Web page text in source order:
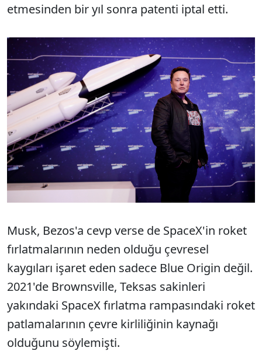
etmesinden bir yıl sonra patenti iptal etti.
Musk, Bezos'a cevp verse de SpaceX'in roket
fırlatmalarının neden olduğu çevresel
kaygıları işaret eden sadece Blue Origin değil.
2021'de Brownsville, Teksas sakinleri
yakındaki SpaceX fırlatma rampasındaki roket
patlamalarının çevre kirliliğinin kaynağı
olduğunu söylemişti.